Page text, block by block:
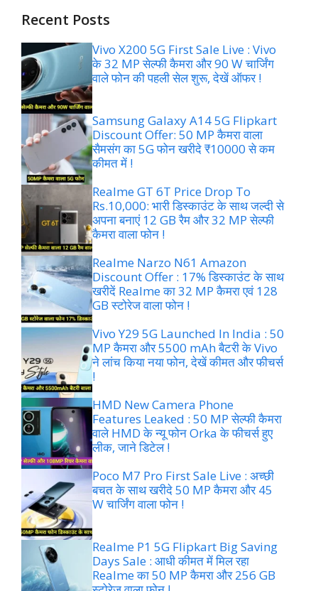
Recent Posts
Vivo X200 5G First Sale Live : Vivo
के 32 MP सेल्फी कैमरा और 90 W चार्जिंग
वाले फोन की पहली सेल शुरू, देखें ऑफर !
Samsung Galaxy A14 5G Flipkart
Discount Offer: 50 MP कैमरा वाला
सैमसंग का 5G फोन खरीदे ₹10000 से कम
कीमत में !
Realme GT 6T Price Drop To
Rs.10,000: भारी डिस्काउंट के साथ जल्दी से
अपना बनाएं 12 GB रैम और 32 MP सेल्फी
कैमरा वाला फोन !
Realme Narzo N61 Amazon
Discount Offer : 17% डिस्काउंट के साथ
खरीदें Realme का 32 MP कैमरा एवं 128
GB स्टोरेज वाला फोन !
Vivo Y29 5G Launched In India : 50
MP कैमरा और 5500 mAh बैटरी के Vivo
ने लांच किया नया फोन, देखें कीमत और फीचर्स
!
HMD New Camera Phone
Features Leaked : 50 MP सेल्फी कैमरा
वाले HMD के न्यू फोन Orka के फीचर्स हुए
लीक, जाने डिटेल !
Poco M7 Pro First Sale Live : अच्छी
बचत के साथ खरीदे 50 MP कैमरा और 45
W चार्जिंग वाला फोन !
Realme P1 5G Flipkart Big Saving
Days Sale : आधी कीमत में मिल रहा
Realme का 50 MP कैमरा और 256 GB